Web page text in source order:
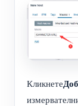
Кликнете